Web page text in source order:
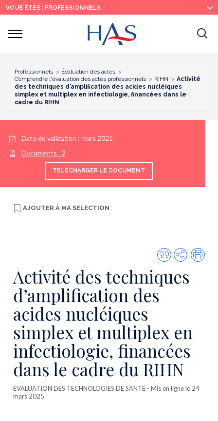
Recherche
Menu
principal
Contenu
principal
VOUS ÊTES : PROFESSIONNELS
Ouvrir
Professionnels
Évaluation des actes
Comprendre l'évaluation des actes professionnels
RIHN
Activité
des techniques d’amplification des acides nucléiques
simplex et multiplex en infectiologie, financées dans le
cadre du RIHN
Date de validation : mars 2025
Documents : 2
TÉLÉCHARGER LE DOCUMENT
AJOUTER À MA SELECTION
Citer
cette
publication
Partager
Activité des techniques
d’amplification des
acides nucléiques
simplex et multiplex en
infectiologie, financées
dans le cadre du RIHN
EVALUATION DES TECHNOLOGIES DE SANTÉ - Mis en ligne le 24
mars 2025